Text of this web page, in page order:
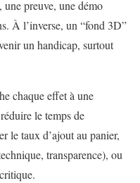
preuve, une démo
À l’inverse, un “fond 3D”
un handicap, surtout
chaque effet à une
le temps de
le taux d’ajout au panier,
transparence), ou